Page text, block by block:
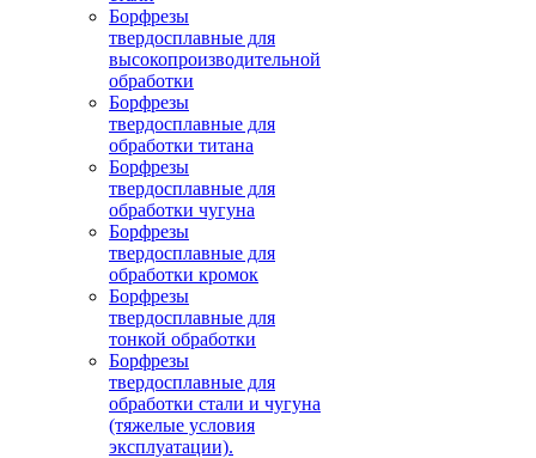
Борфрезы
твердосплавные для
высокопроизводительной
обработки
Борфрезы
твердосплавные для
обработки титана
Борфрезы
твердосплавные для
обработки чугуна
Борфрезы
твердосплавные для
обработки кромок
Борфрезы
твердосплавные для
тонкой обработки
Борфрезы
твердосплавные для
обработки стали и чугуна
(тяжелые условия
эксплуатации).